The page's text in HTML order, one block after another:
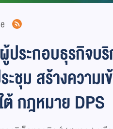
ประกอบธุรกิจบ
ะชุม สร้างความ
ต้ กฎหมาย DPS